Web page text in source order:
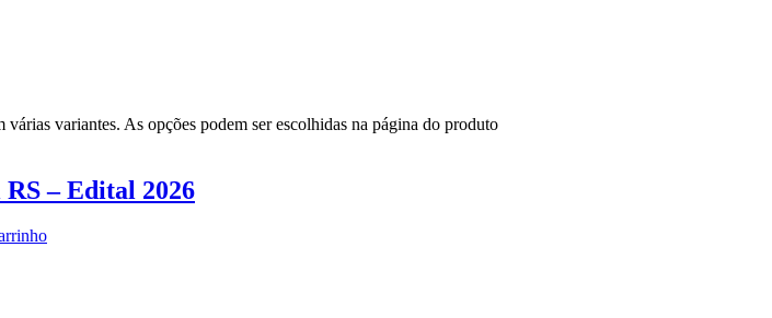
várias variantes. As opções podem ser escolhidas na página do produto
– Edital 2026